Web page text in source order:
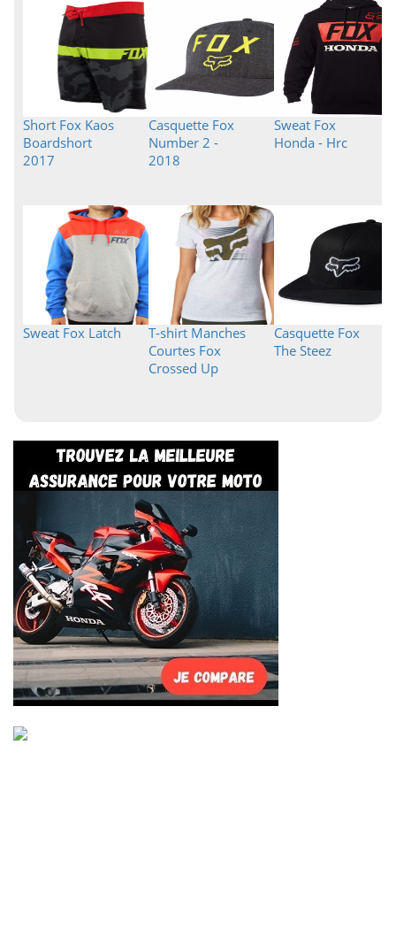
Short Fox Kaos
Boardshort
2017
Casquette Fox
Number 2 -
2018
Sweat Fox
Honda - Hrc
Sweat Fox Latch
T-shirt Manches
Courtes Fox
Crossed Up
Casquette Fox
The Steez